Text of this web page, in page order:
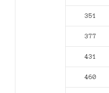
351
377
431
460